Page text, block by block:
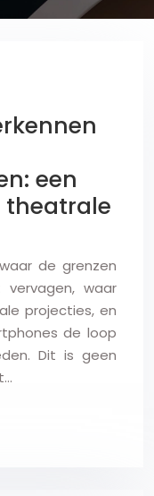
een
theatrale
de grenzen
waar
projecties, en
de loop
Dit is geen